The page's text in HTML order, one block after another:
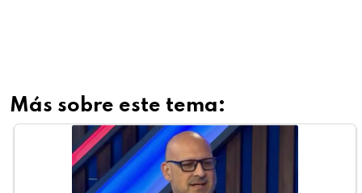
Más sobre este tema: